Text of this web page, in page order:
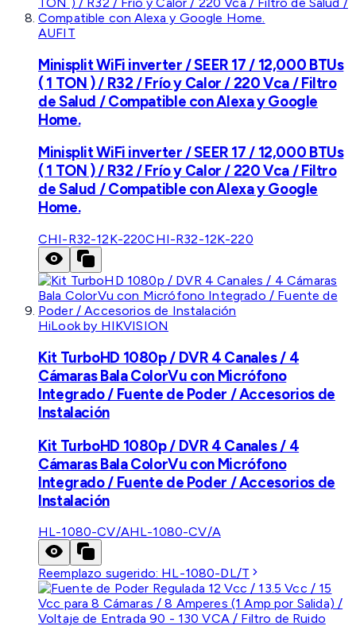
AUFIT
Minisplit WiFi inverter / SEER 17 / 12,000 BTUs
( 1 TON ) / R32 / Frío y Calor / 220 Vca / Filtro
de Salud / Compatible con Alexa y Google
Home.
Minisplit WiFi inverter / SEER 17 / 12,000 BTUs
( 1 TON ) / R32 / Frío y Calor / 220 Vca / Filtro
de Salud / Compatible con Alexa y Google
Home.
CHI-R32-12K-220CHI-R32-12K-220
HiLook by HIKVISION
Kit TurboHD 1080p / DVR 4 Canales / 4
Cámaras Bala ColorVu con Micrófono
Integrado / Fuente de Poder / Accesorios de
Instalación
Kit TurboHD 1080p / DVR 4 Canales / 4
Cámaras Bala ColorVu con Micrófono
Integrado / Fuente de Poder / Accesorios de
Instalación
HL-1080-CV/AHL-1080-CV/A
Reemplazo sugerido: HL-1080-DL/T